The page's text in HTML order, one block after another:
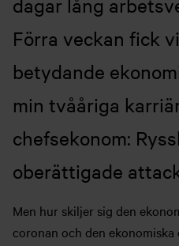
dagar lång
Förra veckan fick
betydande
min tvååriga
chefsekonom:
oberättigade
Men hur skiljer sig den
coronan och den